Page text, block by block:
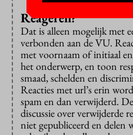
Reageren?
Dat is alleen mogelijk met
verbonden aan de VU.
met voornaam of initiaal
het onderwerp, en toon
smaad, schelden en
Reacties met url’s erin
spam en dan verwijderd.
discussie over verwijderde
niet gepubliceerd en delen